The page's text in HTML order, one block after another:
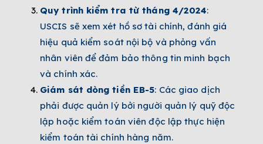
Quy trình kiểm tra từ tháng 4/2024:
USCIS sẽ xem xét hồ sơ tài chính, đánh giá
hiệu quả kiểm soát nội bộ và phỏng vấn
nhân viên để đảm bảo thông tin minh bạch
và chính xác.
Giám sát dòng tiền EB-5: Các giao dịch
phải được quản lý bởi người quản lý quỹ độc
lập hoặc kiểm toán viên độc lập thực hiện
kiểm toán tài chính hàng năm.